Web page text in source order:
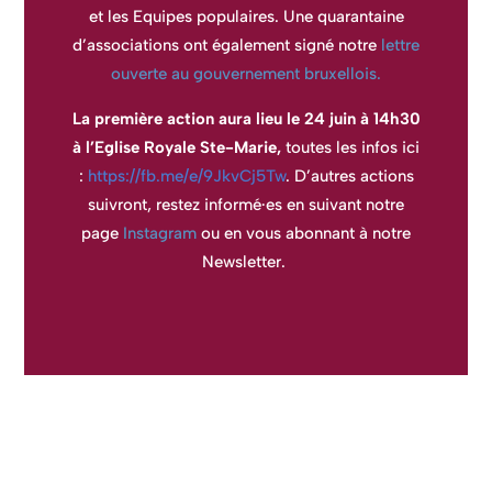
et les Equipes populaires. Une quarantaine
d’associations ont également signé notre lettre
ouverte au gouvernement bruxellois.
La première action aura lieu le 24 juin à 14h30
à l’Eglise Royale Ste-Marie, toutes les infos ici
: https://fb.me/e/9JkvCj5Tw. D’autres actions
suivront, restez informé·es en suivant notre
page Instagram ou en vous abonnant à notre
Newsletter.